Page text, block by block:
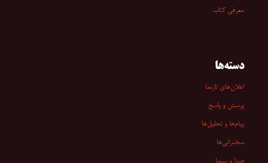
معرفی کتاب
دسته‌ها
اعلان‌های تارنما
پرسش و پاسخ
پیام‌ها و تحلیل‌ها
سخنرانی‏‏‌ها
صدا و سیما